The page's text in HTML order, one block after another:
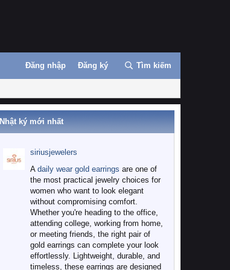
Đăng nhập Đăng ký Tìm kiếm
Nhật ký mới nhất
siriusjewelers
A daily wear gold earrings are one of
the most practical jewelry choices for
women who want to look elegant
without compromising comfort.
Whether you're heading to the office,
attending college, working from home,
or meeting friends, the right pair of
gold earrings can complete your look
effortlessly. Lightweight, durable, and
timeless, these earrings are designed